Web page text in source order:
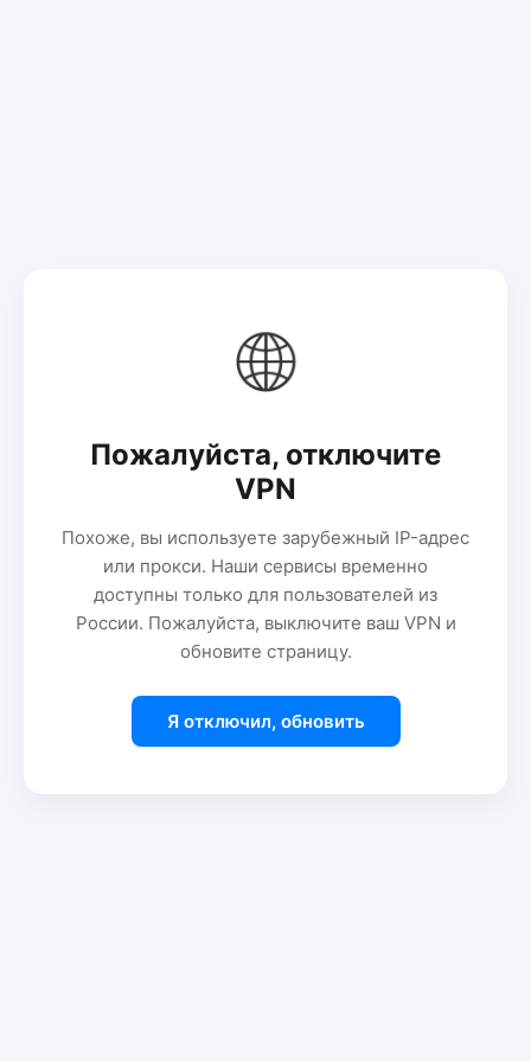
🌐
Пожалуйста, отключите
VPN
Похоже, вы используете зарубежный IP-адрес
или прокси. Наши сервисы временно
доступны только для пользователей из
России. Пожалуйста, выключите ваш VPN и
обновите страницу.
Я отключил, обновить